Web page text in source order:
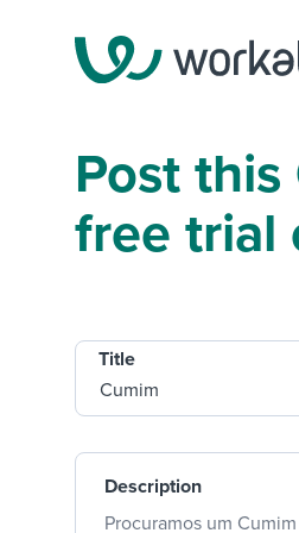
Post
free trial
Title
Description
Procuramos um